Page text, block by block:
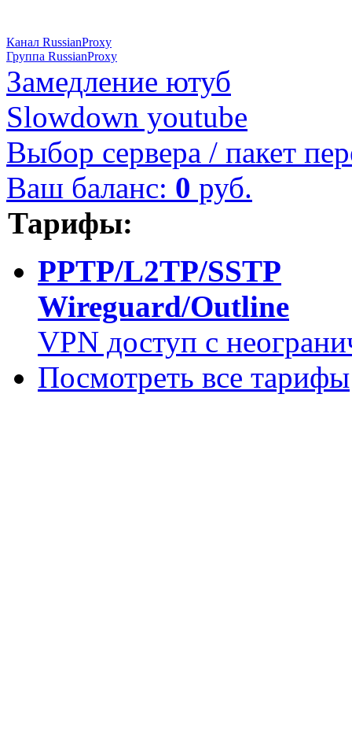
Канал RussianProxy
Группа RussianProxy
Замедление ютуб
Slowdown youtube
Выбор сервера / пакет
Ваш баланс: 0 руб.
Тарифы:
PPTP/L2TP/SSTP
Wireguard/Outline
VPN доступ с
Посмотреть все тарифы